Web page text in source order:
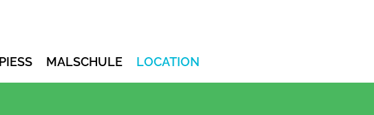
MALSCHULE LOCATION